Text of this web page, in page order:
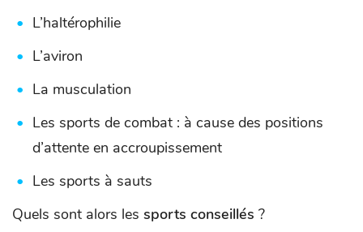
L’haltérophilie
L’aviron
La musculation
Les sports de combat : à cause des positions
d’attente en accroupissement
Les sports à sauts
Quels sont alors les sports conseillés ?